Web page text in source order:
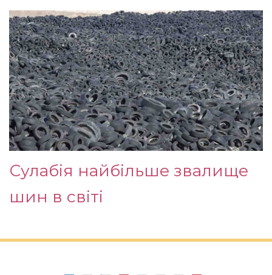
Сулабія найбільше звалище
шин в світі